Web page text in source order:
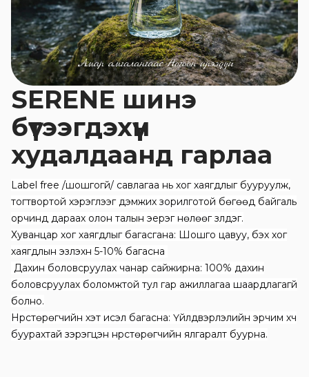
SERENE шинэ
бүтээгдэхүүн
худалдаанд гарлаа
Label free /шошгогүй/ савлагаа нь хог хаягдлыг бууруулж,
тогтвортой хэрэглээг дэмжих зорилготой бөгөөд байгаль
орчинд дараах олон талын эерэг нөлөөг үзүүлдэг.
Хуванцар хог хаягдлыг багасгана: Шошго цавуу, бэх хог
хаягдлын эзлэхүүн 5-10% багасна
Дахин боловсруулах чанар сайжирна: 100% дахин
боловсруулах боломжтой тул гар ажиллагаа шаардлагагүй
болно.
Нүүрстөрөгчийн хэт исэл багасна: Үйлдвэрлэлийн эрчим хүч
буурахтай зэрэгцэн нүүрстөрөгчийн ялгаралт буурна.